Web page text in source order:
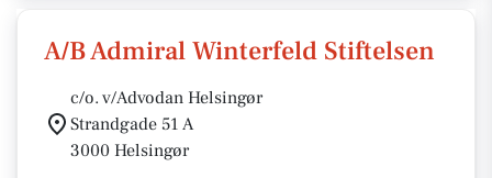
A/B Admiral Winterfeld Stiftelsen
c/o. v/Advodan Helsingør
Strandgade 51 A
3000 Helsingør